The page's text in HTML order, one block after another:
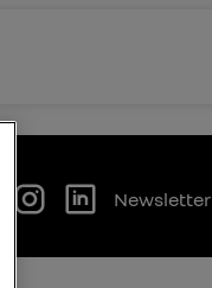
Newsletter